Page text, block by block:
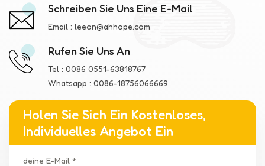
Schreiben Sie Uns Eine E-Mail
Email : leeon@ahhope.com
Rufen Sie Uns An
Tel : 0086 0551-63818767
Whatsapp : 0086-18756066669
Holen Sie Sich Ein Kostenloses,
Individuelles Angebot Ein
deine E-Mail *